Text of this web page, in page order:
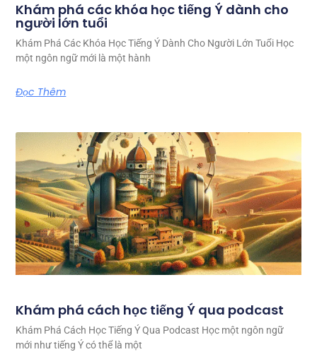
Khám phá các khóa học tiếng Ý dành cho
người lớn tuổi
Khám Phá Các Khóa Học Tiếng Ý Dành Cho Người Lớn Tuổi Học
một ngôn ngữ mới là một hành
Đọc Thêm
Khám phá cách học tiếng Ý qua podcast
Khám Phá Cách Học Tiếng Ý Qua Podcast Học một ngôn ngữ
mới như tiếng Ý có thể là một